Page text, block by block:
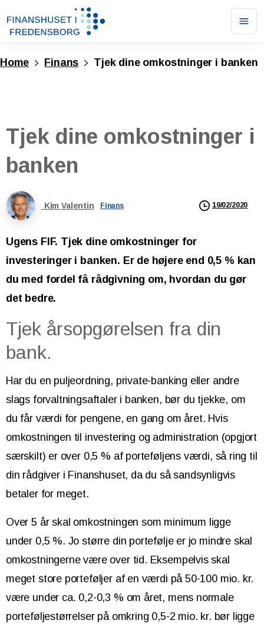
Home
Finans Tjek dine omkostninger i banken
Tjek dine omkostninger i
banken
Kim Valentin Finans 19/02/2020
Ugens FIF. Tjek dine omkostninger for
investeringer i banken. Er de højere end 0,5 % kan
du med fordel få rådgivning om, hvordan du gør
det bedre.
Tjek årsopgørelsen fra din
bank.
Har du en puljeordning, private-banking eller andre
slags forvaltningsaftaler i banken, bør du tjekke, om
du får værdi for pengene, en gang om året. Hvis
omkostningen til investering og administration (opgjort
særskilt) er over 0,5 % af porteføljens værdi, så ring til
din rådgiver i Finanshuset, da du så sandsynligvis
betaler for meget.
Over 5 år skal omkostningen som minimum ligge
under 0,5 %. Jo større din portefølje er jo mindre skal
omkostningerne være over tid. Eksempelvis skal
meget store porteføljer af en værdi på 50-100 mio. kr.
være under ca. 0,2-0,3 % om året, mens normale
porteføljestørrelser på omkring 0,5-2 mio. kr. bør ligge